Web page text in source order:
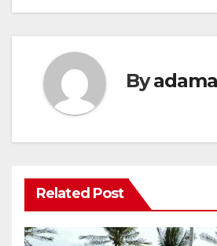
ビ
ゲ
ー
シ
ョ
ン
By
Related Post